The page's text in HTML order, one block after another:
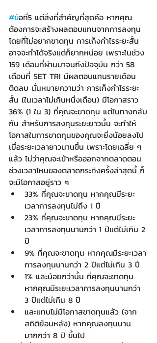
#ข้อที่5 แต่สิ่งที่สำคัญที่สุดคือ หากคุณ
ต้องการจะสร้างผลตอบแทนจากการลงทุน
โดยที่ไม่อยากขาดทุน การเก็งกำไรระยะสั้น
อาจจะทำได้จริงแต่ก็ยากหน่อย เพราะในช่วง
159 เดือนที่ผ่านมาจนถึงปัจจุบัน กว่า 58
เดือนที่ SET TRI มีผลตอบแทนรายเดือน
ติดลบ นั่นหมายความว่า การเก็งกำไรระยะ
สั้น (ในเวลาไม่เกินหนึ่งเดือน) มีโอกาสราว
36% (1 ใน 3) ที่คุณจะขาดทุน แต่ในทางกลับ
กัน สำหรับการลงทุนระยะยาวนั้น จะทำให้
โอกาสในการขาดทุนของคุณจะยิ่งน้อยลงไป
เมื่อระยะเวลายาวนานขึ้น เพราะโดยเฉลี่ย ๆ
แล้ว ไม่ว่าคุณจะเข้าหรือออกจากตลาดตอน
ช่วงเวลาไหนของตลาดกระทิงครั้งล่าสุดนี้ ก็
จะมีโอกาสอยู่ราว ๆ
33% ที่คุณจะขาดทุน หากคุณมีระยะ
เวลาการลงทุนไม่ถึง 1 ปี
23% ที่คุณจะขาดทุน หากคุณมีระยะ
เวลาการลงทุนนานกว่า 1 ปีแต่ไม่เกิน 2
ปี
9% ที่คุณจะขาดทุน หากคุณมีระยะเวลา
การลงทุนนานกว่า 2 ปีแต่ไม่เกิน 3 ปี
1% และน้อยกว่านั้น ที่คุณจะขาดทุน
หากคุณมีระยะเวลาการลงทุนนานกว่า
3 ปีแต่ไม่เกิน 8 ปี
และแทบไม่มีโอกาสขาดทุนแล้ว (จาก
สถิติย้อนหลัง) หากคุณลงทุนนาน
มากกว่า 8 ปี ขึ้นไป